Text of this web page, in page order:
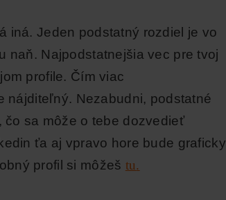
iná. Jeden podstatný rozdiel je vo
naň. Najpodstatnejšia vec pre tvoj
profile. Čím viac
nájditeľný. Nezabudni, podstatné
čo sa môže o tebe dozvedieť
ťa aj vpravo hore bude graficky
profil si môžeš tu.